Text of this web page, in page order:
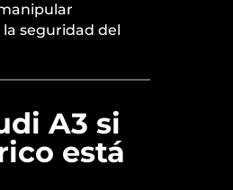
seguridad del
A3 si
está